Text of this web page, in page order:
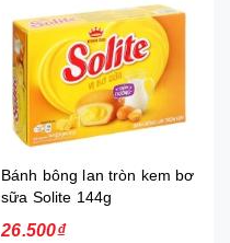
Bánh bông lan tròn kem bơ
sữa Solite 144g
26.500₫